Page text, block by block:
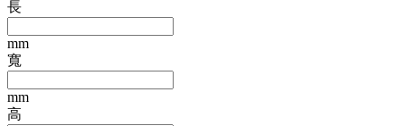
長
mm
寬
mm
高